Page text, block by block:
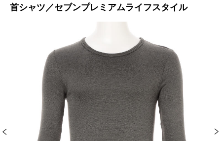
首シャツ／セブンプレミアムライフスタイル